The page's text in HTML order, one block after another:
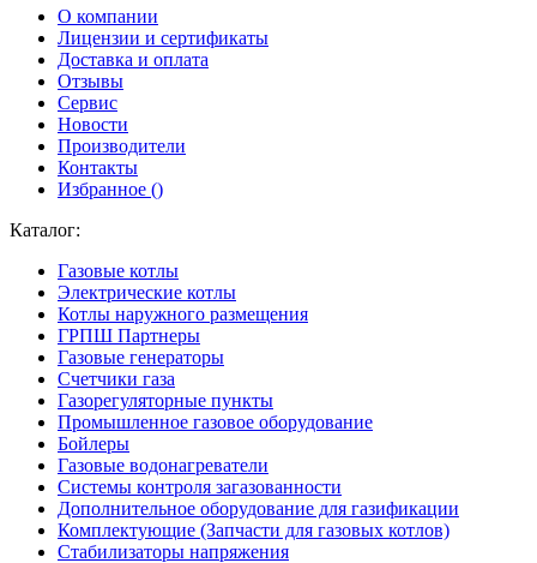
О компании
Лицензии и сертификаты
Доставка и оплата
Отзывы
Сервис
Новости
Производители
Контакты
Избранное ()
Каталог:
Газовые котлы
Электрические котлы
Котлы наружного размещения
ГРПШ Партнеры
Газовые генераторы
Счетчики газа
Газорегуляторные пункты
Промышленное газовое оборудование
Бойлеры
Газовые водонагреватели
Системы контроля загазованности
Дополнительное оборудование для газификации
Комплектующие (Запчасти для газовых котлов)
Стабилизаторы напряжения